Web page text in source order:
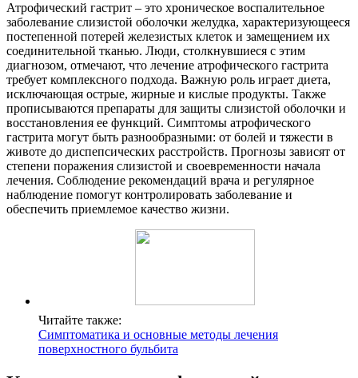
Атрофический гастрит – это хроническое воспалительное
заболевание слизистой оболочки желудка, характеризующееся
постепенной потерей железистых клеток и замещением их
соединительной тканью. Люди, столкнувшиеся с этим
диагнозом, отмечают, что лечение атрофического гастрита
требует комплексного подхода. Важную роль играет диета,
исключающая острые, жирные и кислые продукты. Также
прописываются препараты для защиты слизистой оболочки и
восстановления ее функций. Симптомы атрофического
гастрита могут быть разнообразными: от болей и тяжести в
животе до диспепсических расстройств. Прогнозы зависят от
степени поражения слизистой и своевременности начала
лечения. Соблюдение рекомендаций врача и регулярное
наблюдение помогут контролировать заболевание и
обеспечить приемлемое качество жизни.
Читайте также:
Симптоматика и основные методы лечения
поверхностного бульбита